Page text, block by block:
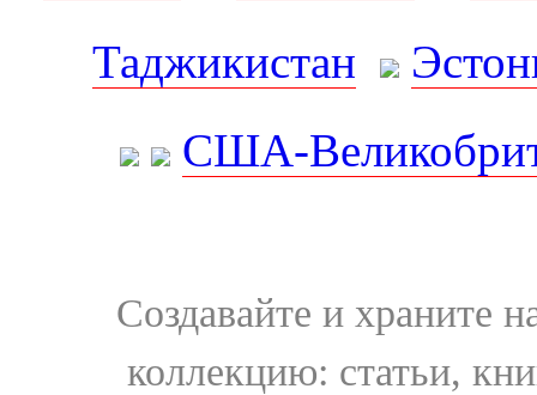
Таджикистан
США-
Создавайте и храните
коллекцию: статьи,